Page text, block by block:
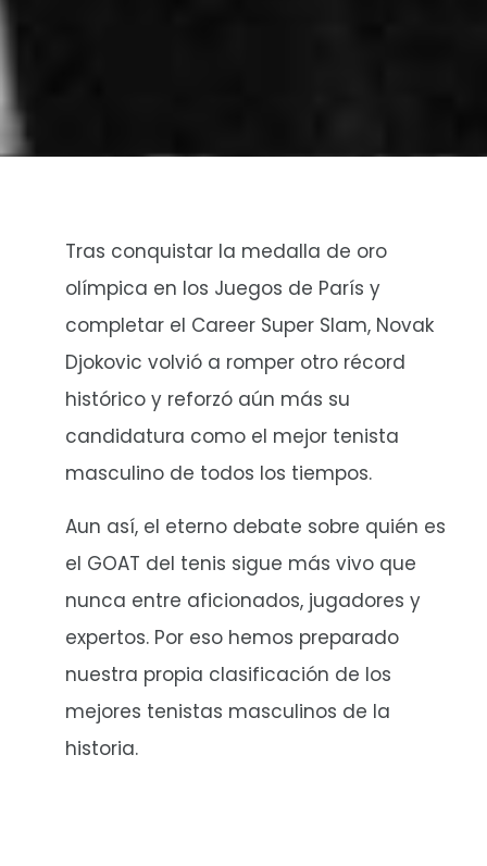
Tras conquistar la medalla de oro
olímpica en los Juegos de París y
completar el Career Super Slam, Novak
Djokovic volvió a romper otro récord
histórico y reforzó aún más su
candidatura como el mejor tenista
masculino de todos los tiempos.
Aun así, el eterno debate sobre quién es
el GOAT del tenis sigue más vivo que
nunca entre aficionados, jugadores y
expertos. Por eso hemos preparado
nuestra propia clasificación de los
mejores tenistas masculinos de la
historia.